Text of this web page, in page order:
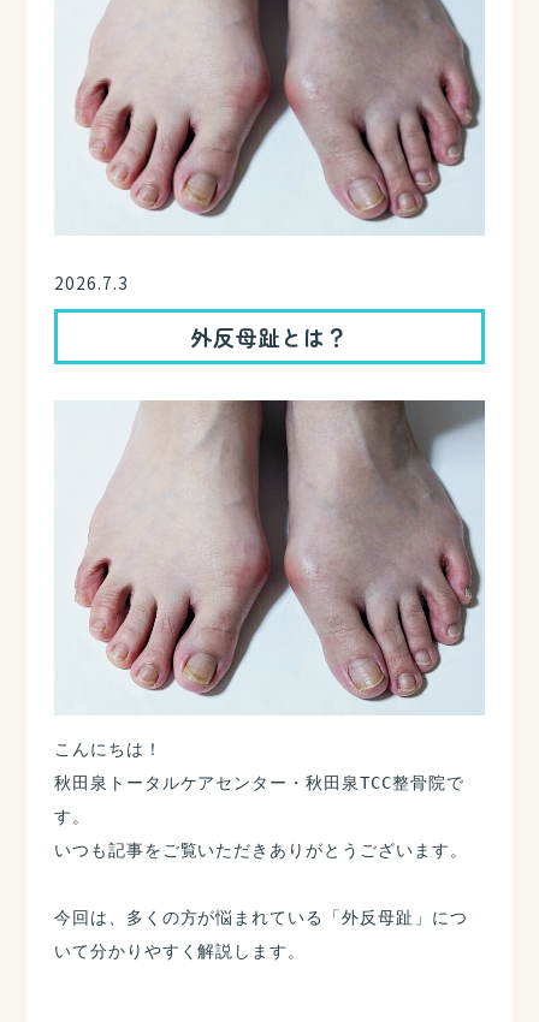
2026.7.3
外反母趾とは？
こんにちは！
秋田泉トータルケアセンター・秋田泉TCC整骨院で
す。
いつも記事をご覧いただきありがとうございます。
​今回は、多くの方が悩まれている「外反母趾」につ
いて分かりやすく解説します。